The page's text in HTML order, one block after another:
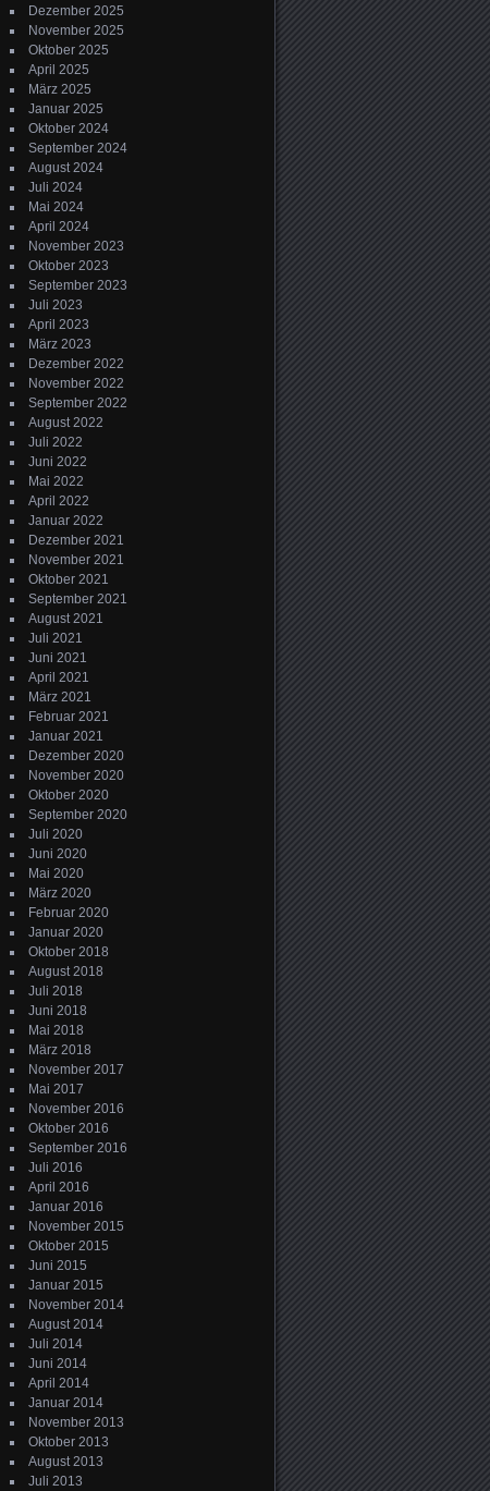
Dezember 2025
November 2025
Oktober 2025
April 2025
März 2025
Januar 2025
Oktober 2024
September 2024
August 2024
Juli 2024
Mai 2024
April 2024
November 2023
Oktober 2023
September 2023
Juli 2023
April 2023
März 2023
Dezember 2022
November 2022
September 2022
August 2022
Juli 2022
Juni 2022
Mai 2022
April 2022
Januar 2022
Dezember 2021
November 2021
Oktober 2021
September 2021
August 2021
Juli 2021
Juni 2021
April 2021
März 2021
Februar 2021
Januar 2021
Dezember 2020
November 2020
Oktober 2020
September 2020
Juli 2020
Juni 2020
Mai 2020
März 2020
Februar 2020
Januar 2020
Oktober 2018
August 2018
Juli 2018
Juni 2018
Mai 2018
März 2018
November 2017
Mai 2017
November 2016
Oktober 2016
September 2016
Juli 2016
April 2016
Januar 2016
November 2015
Oktober 2015
Juni 2015
Januar 2015
November 2014
August 2014
Juli 2014
Juni 2014
April 2014
Januar 2014
November 2013
Oktober 2013
August 2013
Juli 2013